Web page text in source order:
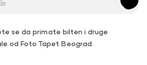
se da primate bilten i druge
od Foto Tapet Beograd.